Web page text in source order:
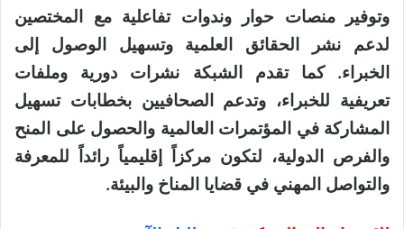
وتوفير منصات حوار وندوات تفاعلية مع المختصين
لدعم نشر الحقائق العلمية وتسهيل الوصول إلى
الخبراء. كما تقدم الشبكة نشرات دورية وملفات
تعريفية للخبراء، وتدعم الصحافيين بخطابات تسهيل
المشاركة في المؤتمرات العالمية والحصول على المنح
والفرص الدولية، لتكون مركزاً إقليمياً رائداً للمعرفة
والتواصل المهني في قضايا المناخ والبيئة.